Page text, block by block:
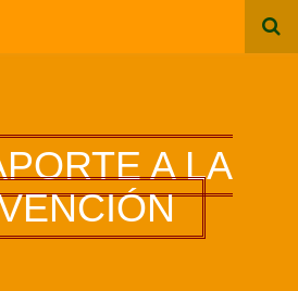
A LA